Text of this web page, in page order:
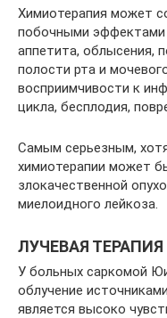
Химиотерапия может
побочными
аппетита, облысения,
полости рта и
восприимчивости к
цикла, бесплодия,
Самым серьезным,
химиотерапии может
злокачественной
миелоидного лейкоза.
ЛУЧЕВАЯ ТЕРАПИЯ
У больных саркомой
облучение
является высоко